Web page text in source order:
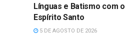
Línguas e Batismo com o
Espírito Santo
5 DE AGOSTO DE 2026